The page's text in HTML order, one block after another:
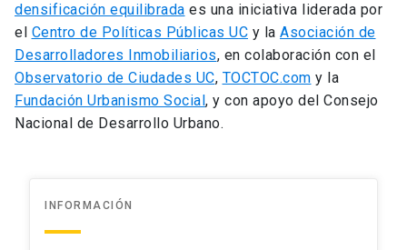
densificación equilibrada es una iniciativa liderada por
el Centro de Políticas Públicas UC y la Asociación de
Desarrolladores Inmobiliarios, en colaboración con el
Observatorio de Ciudades UC, TOCTOC.com y la
Fundación Urbanismo Social, y con apoyo del Consejo
Nacional de Desarrollo Urbano.
INFORMACIÓN